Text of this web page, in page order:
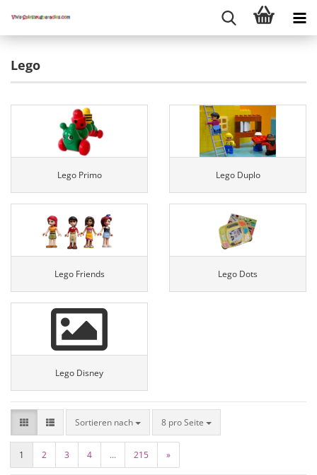
Lego
Lego Primo Lego Duplo
Lego Friends Lego Dots
Lego Disney
Sortieren nach 8 pro Seite
1 2 3 4 ... 215 »